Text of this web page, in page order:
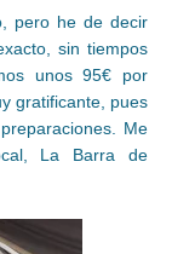
pero he de decir
sin tiempos
unos 95€ por
gratificante, pues
Me
La Barra de